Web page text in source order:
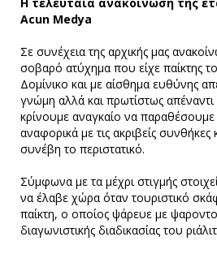
Acun Medya
Σε συνέχεια της αρχικής μας
σοβαρό ατύχημα που είχε παίκτης
Δομίνικο και με αίσθημα ευθύνης
γνώμη αλλά και πρωτίστως απέναντι
κρίνουμε αναγκαίο να παραθέσουμε
αναφορικά με τις ακριβείς συνθήκες
συνέβη το περιστατικό.
Σύμφωνα με τα μέχρι στιγμής
να έλαβε χώρα όταν τουριστικό
παίκτη, ο οποίος ψάρευε με
διαγωνιστικής διαδικασίας του